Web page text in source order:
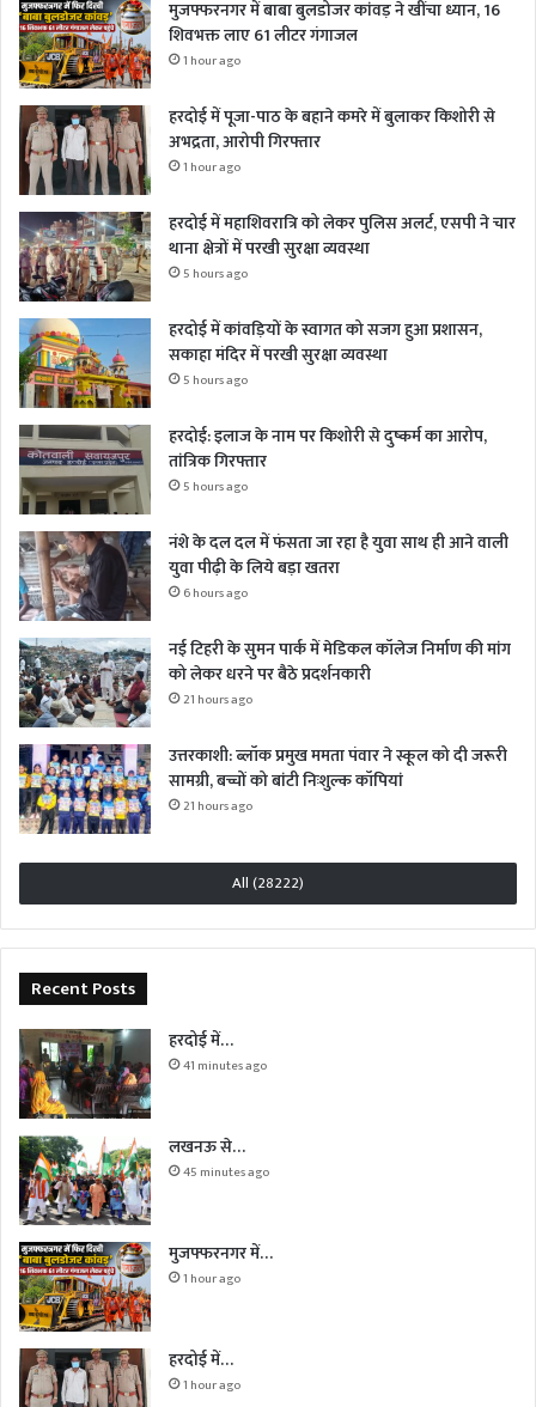
मुजफ्फरनगर में बाबा बुलडोजर कांवड़ ने खींचा ध्यान, 16
शिवभक्त लाए 61 लीटर गंगाजल
1 hour ago
हरदोई में पूजा-पाठ के बहाने कमरे में बुलाकर किशोरी से
अभद्रता, आरोपी गिरफ्तार
1 hour ago
हरदोई में महाशिवरात्रि को लेकर पुलिस अलर्ट, एसपी ने चार
थाना क्षेत्रों में परखी सुरक्षा व्यवस्था
5 hours ago
हरदोई में कांवड़ियों के स्वागत को सजग हुआ प्रशासन,
सकाहा मंदिर में परखी सुरक्षा व्यवस्था
5 hours ago
हरदोई: इलाज के नाम पर किशोरी से दुष्कर्म का आरोप,
तांत्रिक गिरफ्तार
5 hours ago
नंशे के दल दल में फंसता जा रहा है युवा साथ ही आने वाली
युवा पीढ़ी के लिये बड़ा खतरा
6 hours ago
नई टिहरी के सुमन पार्क में मेडिकल कॉलेज निर्माण की मांग
को लेकर धरने पर बैठे प्रदर्शनकारी
21 hours ago
उत्तरकाशी: ब्लॉक प्रमुख ममता पंवार ने स्कूल को दी जरूरी
सामग्री, बच्चों को बांटी निःशुल्क कॉपियां
21 hours ago
All (28222)
Recent Posts
हरदोई में…
41 minutes ago
लखनऊ से…
45 minutes ago
मुजफ्फरनगर में…
1 hour ago
हरदोई में…
1 hour ago